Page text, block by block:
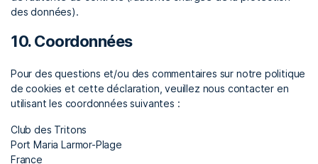
des données).
10. Coordonnées
Pour des questions et/ou des commentaires sur notre politique
de cookies et cette déclaration, veuillez nous contacter en
utilisant les coordonnées suivantes :
Club des Tritons
Port Maria Larmor-Plage
France